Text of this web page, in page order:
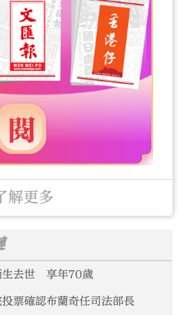
解更多
生去世 享年70歲
投票確認布蘭奇任司法部長